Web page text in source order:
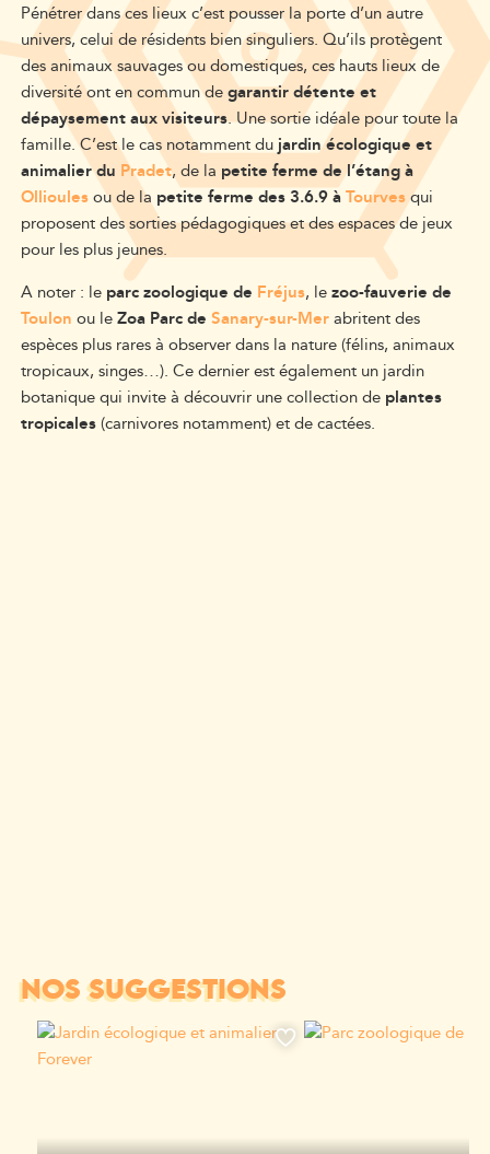
Pénétrer dans ces lieux c’est pousser la porte d’un autre
univers, celui de résidents bien singuliers. Qu’ils protègent
des animaux sauvages ou domestiques, ces hauts lieux de
diversité ont en commun degarantir détente et
dépaysement aux visiteurs. Une sortie idéale pour toute la
famille. C’est le cas notamment dujardin écologique et
animalier du Pradet, de la petite ferme de l’étang à
Ollioulesou de la petite ferme des 3.6.9 àTourvesqui
proposent des sorties pédagogiques et des espaces de jeux
pour les plus jeunes.
A noter : leparc zoologique de Fréjus, lezoo-fauverie de
Toulon ou leZoa Parc de Sanary-sur-Merabritent des
espèces plus rares à observer dans la nature (félins, animaux
tropicaux, singes…). Ce dernier est également un jardin
botanique qui invite à découvrir une collection de plantes
tropicales(carnivores notamment) et de cactées.
NOS SUGGESTIONS